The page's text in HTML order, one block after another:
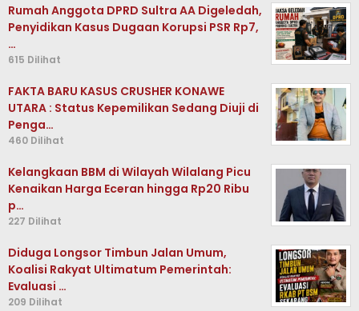
Rumah Anggota DPRD Sultra AA Digeledah,
Penyidikan Kasus Dugaan Korupsi PSR Rp7,
…
615 Dilihat
FAKTA BARU KASUS CRUSHER KONAWE
UTARA : Status Kepemilikan Sedang Diuji di
Penga…
460 Dilihat
Kelangkaan BBM di Wilayah Wilalang Picu
Kenaikan Harga Eceran hingga Rp20 Ribu
p…
227 Dilihat
Diduga Longsor Timbun Jalan Umum,
Koalisi Rakyat Ultimatum Pemerintah:
Evaluasi …
209 Dilihat